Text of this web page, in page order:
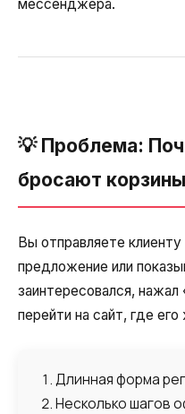
Конструктор
СПАМ-мониторинг
SIP TRUNK
Синтез речи
мессенджера.
💡 Проблема:
бросают
Вы отправляете клиенту
предложение или
заинтересовался,
перейти на сайт, где
Длинная форма
Несколько шагов